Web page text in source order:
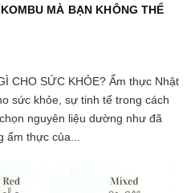
MÀ BẠN KHÔNG THỂ
CHO SỨC KHỎE? Ẩm thực Nhật
sức khỏe, sự tinh tế trong cách
nguyên liệu dường như đã
thực của...